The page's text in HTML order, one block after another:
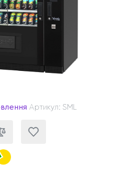
Артикул: SML